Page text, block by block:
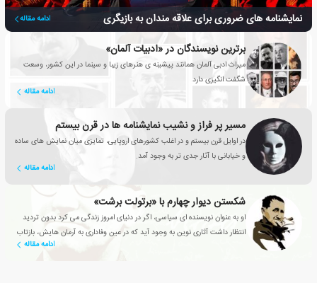
نمایشنامه های ضروری برای علاقه مندان به بازیگری ادامه مقاله
برترین نویسندگان در «ادبیات آلمان»
میراث ادبی آلمان همانند پیشینه ی هنرهای زیبا و سینما در این کشور، وسعت
شگفت انگیزی دارد
ادامه مقاله
مسیر پر فراز و نشیب نمایشنامه ها در قرن بیستم
در اوایل قرن بیستم و در اغلب کشورهای اروپایی، تمایزی میان نمایش های ساده
و خیابانی با آثار جدی تر به وجود آمد.
ادامه مقاله
شکستن دیوار چهارم با «برتولت برشت»
او به عنوان نویسنده ای سیاسی، اگر در دنیای امروز زندگی می کرد بدون تردید
انتظار داشت آثاری نوین به وجود آید که در عین وفاداری به آرمان هایش، بازتاب
ادامه مقاله